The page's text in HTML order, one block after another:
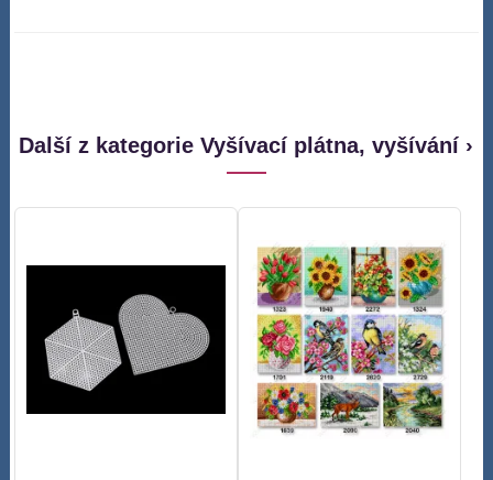
Další z kategorie Vyšívací plátna, vyšívání ›